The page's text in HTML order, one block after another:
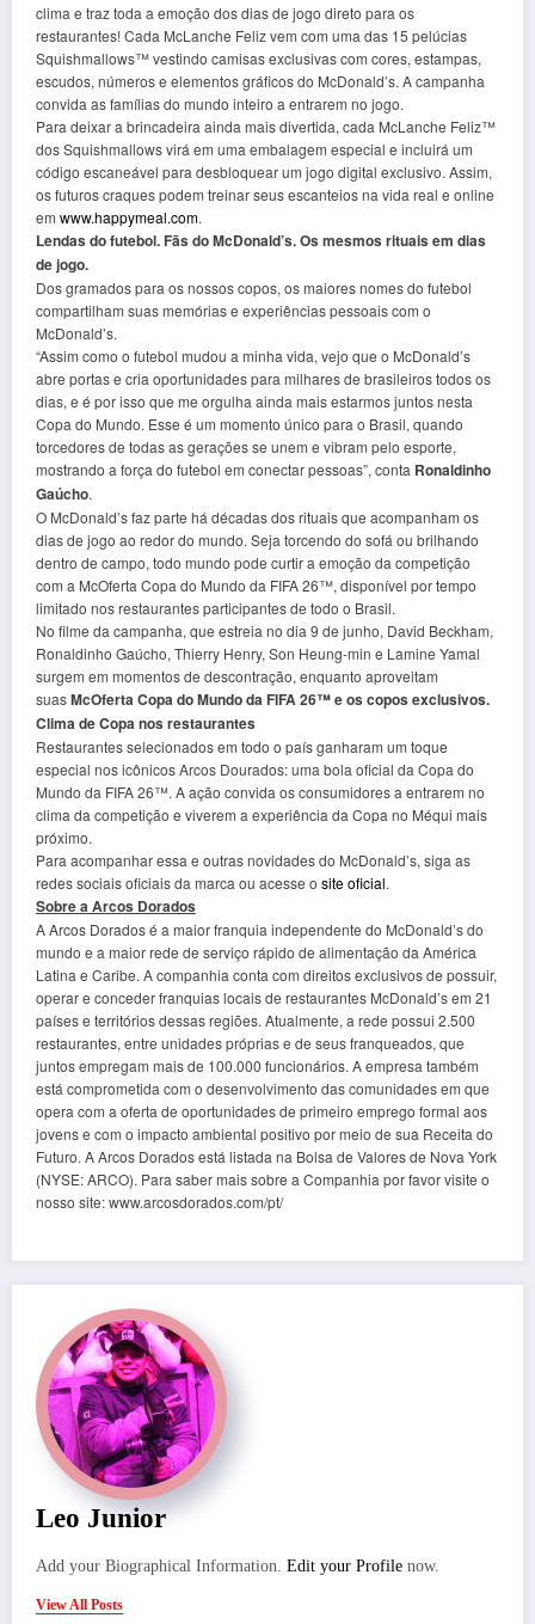
clima e traz toda a emoção dos dias de jogo direto para os
restaurantes! Cada McLanche Feliz vem com uma das 15 pelúcias
Squishmallows™ vestindo camisas exclusivas com cores, estampas,
escudos, números e elementos gráficos do McDonald’s. A campanha
convida as famílias do mundo inteiro a entrarem no jogo.
Para deixar a brincadeira ainda mais divertida, cada McLanche Feliz™
dos Squishmallows virá em uma embalagem especial e incluirá um
código escaneável para desbloquear um jogo digital exclusivo. Assim,
os futuros craques podem treinar seus escanteios na vida real e online
em www.happymeal.com.
Lendas do futebol. Fãs do McDonald’s. Os mesmos rituais em dias
de jogo.
Dos gramados para os nossos copos, os maiores nomes do futebol
compartilham suas memórias e experiências pessoais com o
McDonald’s.
“Assim como o futebol mudou a minha vida, vejo que o McDonald’s
abre portas e cria oportunidades para milhares de brasileiros todos os
dias, e é por isso que me orgulha ainda mais estarmos juntos nesta
Copa do Mundo. Esse é um momento único para o Brasil, quando
torcedores de todas as gerações se unem e vibram pelo esporte,
mostrando a força do futebol em conectar pessoas”, conta Ronaldinho
Gaúcho.
O McDonald’s faz parte há décadas dos rituais que acompanham os
dias de jogo ao redor do mundo. Seja torcendo do sofá ou brilhando
dentro de campo, todo mundo pode curtir a emoção da competição
com a McOferta Copa do Mundo da FIFA 26™, disponível por tempo
limitado nos restaurantes participantes de todo o Brasil.
No filme da campanha, que estreia no dia 9 de junho, David Beckham,
Ronaldinho Gaúcho, Thierry Henry, Son Heung-min e Lamine Yamal
surgem em momentos de descontração, enquanto aproveitam
suasMcOferta Copa do Mundo da FIFA 26™ e os copos exclusivos.
Clima de Copa nos restaurantes
Restaurantes selecionados em todo o país ganharam um toque
especial nos icônicos Arcos Dourados: uma bola oficial da Copa do
Mundo da FIFA 26™. A ação convida os consumidores a entrarem no
clima da competição e viverem a experiência da Copa no Méqui mais
próximo.
Para acompanhar essa e outras novidades do McDonald’s, siga as
redes sociais oficiais da marca ou acesse o site oficial.
Sobre a Arcos Dorados
A Arcos Dorados é a maior franquia independente do McDonald’s do
mundo e a maior rede de serviço rápido de alimentação da América
Latina e Caribe. A companhia conta com direitos exclusivos de possuir,
operar e conceder franquias locais de restaurantes McDonald’s em 21
países e territórios dessas regiões. Atualmente, a rede possui 2.500
restaurantes, entre unidades próprias e de seus franqueados, que
juntos empregam mais de 100.000 funcionários. A empresa também
está comprometida com o desenvolvimento das comunidades em que
opera com a oferta de oportunidades de primeiro emprego formal aos
jovens e com o impacto ambiental positivo por meio de sua Receita do
Futuro. A Arcos Dorados está listada na Bolsa de Valores de Nova York
(NYSE: ARCO). Para saber mais sobre a Companhia por favor visite o
nosso site: www.arcosdorados.com/pt/
Leo Junior
Add your Biographical Information. Edit your Profile now.
View All Posts